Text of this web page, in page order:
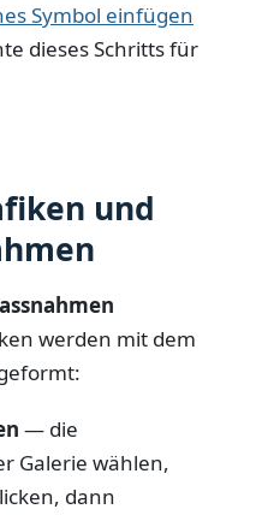
Symbol einfügen
dieses Schritts für
und
werden mit dem
— die
Galerie wählen,
dann